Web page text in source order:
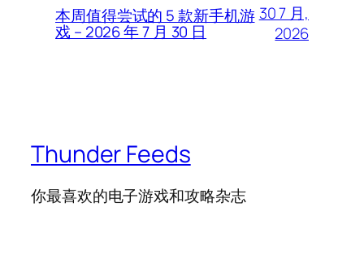
本周值得尝试的 5 款新手机游
戏 – 2026 年 7 月 30 日
30 7 月,
2026
Thunder Feeds
你最喜欢的电子游戏和攻略杂志